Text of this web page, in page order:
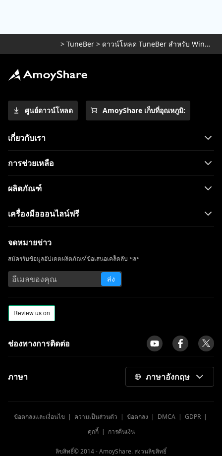
> TuneBer > ดาวน์โหลด TuneBer สำหรับ Windows
ศูนย์ดาวน์โหลด AmoyShare เก็บที่อุณหภูมิ:
เกี่ยวกับเรา
การช่วยเหลือ
ผลิตภัณฑ์
เครื่องมือออนไลน์ฟรี
จดหมายข่าว
สมัครรับข้อมูลอัปเดตผลิตภัณฑ์ข้อเสนอเคล็ดลับ ฯลฯ
ส่ง
ช่องทางการติดต่อ
ภาษา ภาษาอังกฤษ
ข้อตกลงและเงื่อนไข | ความเป็นส่วนตัว | ข้อตกลง | DMCA| GDPR|
คุกกี้| การคืนเงิน
ลิขสิทธิ์© 2014 -AmoyShare. สงวนลิขสิทธิ์